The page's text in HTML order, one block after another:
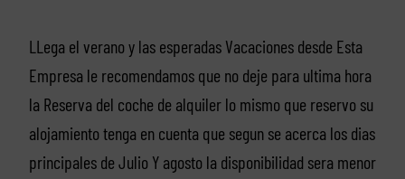
LLega el verano y las esperadas Vacaciones desde Esta
Empresa le recomendamos que no deje para ultima hora
la Reserva del coche de alquiler lo mismo que reservo su
alojamiento tenga en cuenta que segun se acerca los dias
principales de Julio Y agosto la disponibilidad sera menor